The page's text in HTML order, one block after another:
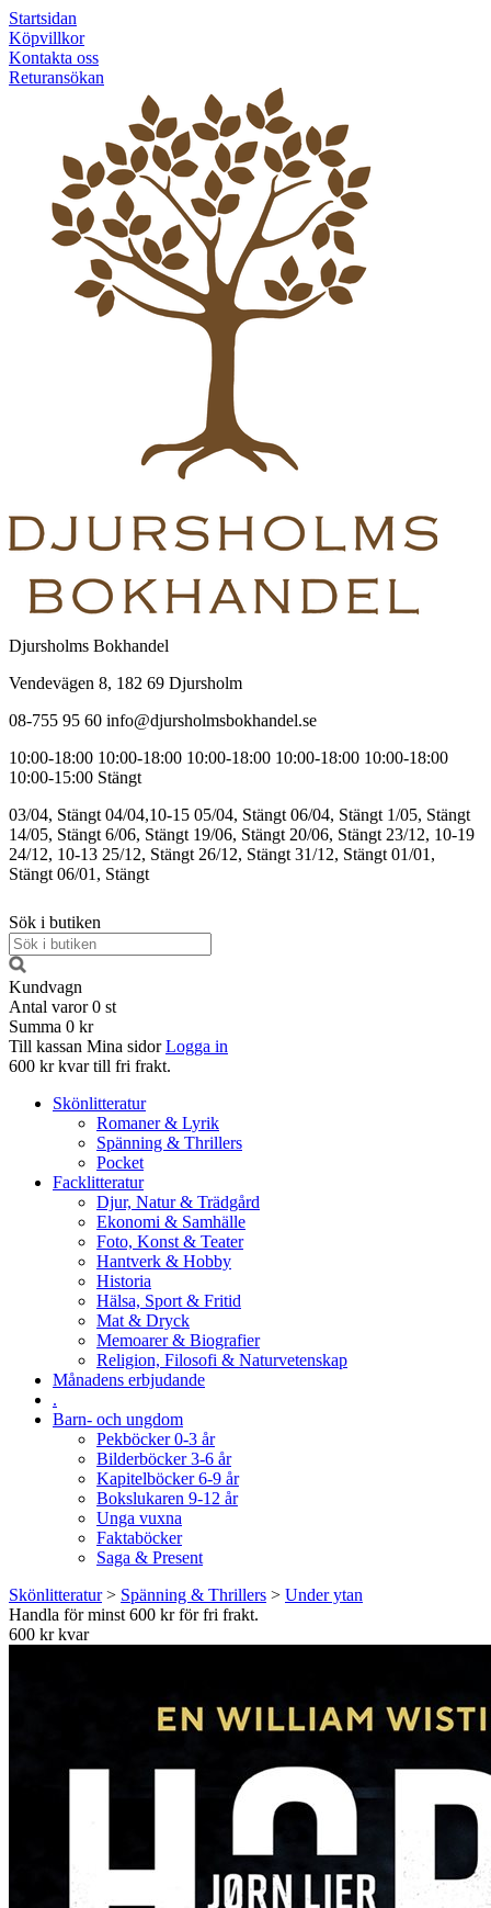
Startsidan
Köpvillkor
Kontakta oss
Returansökan
Djursholms Bokhandel
Vendevägen 8, 182 69 Djursholm
08-755 95 60 info@djursholmsbokhandel.se
10:00-18:00 10:00-18:00 10:00-18:00 10:00-18:00 10:00-18:00
10:00-15:00 Stängt
03/04, Stängt 04/04,10-15 05/04, Stängt 06/04, Stängt 1/05, Stängt
14/05, Stängt 6/06, Stängt 19/06, Stängt 20/06, Stängt 23/12, 10-19
24/12, 10-13 25/12, Stängt 26/12, Stängt 31/12, Stängt 01/01,
Stängt 06/01, Stängt
Sök i butiken
Kundvagn
Antal varor 0 st
Summa 0 kr
Till kassan Mina sidor Logga in
600 kr kvar till fri frakt.
Skönlitteratur
Romaner & Lyrik
Spänning & Thrillers
Pocket
Facklitteratur
Djur, Natur & Trädgård
Ekonomi & Samhälle
Foto, Konst & Teater
Hantverk & Hobby
Historia
Hälsa, Sport & Fritid
Mat & Dryck
Memoarer & Biografier
Religion, Filosofi & Naturvetenskap
Månadens erbjudande
.
Barn- och ungdom
Pekböcker 0-3 år
Bilderböcker 3-6 år
Kapitelböcker 6-9 år
Bokslukaren 9-12 år
Unga vuxna
Faktaböcker
Saga & Present
Skönlitteratur> Spänning & Thrillers > Under ytan
Handla för minst 600 kr för fri frakt.
600 kr kvar